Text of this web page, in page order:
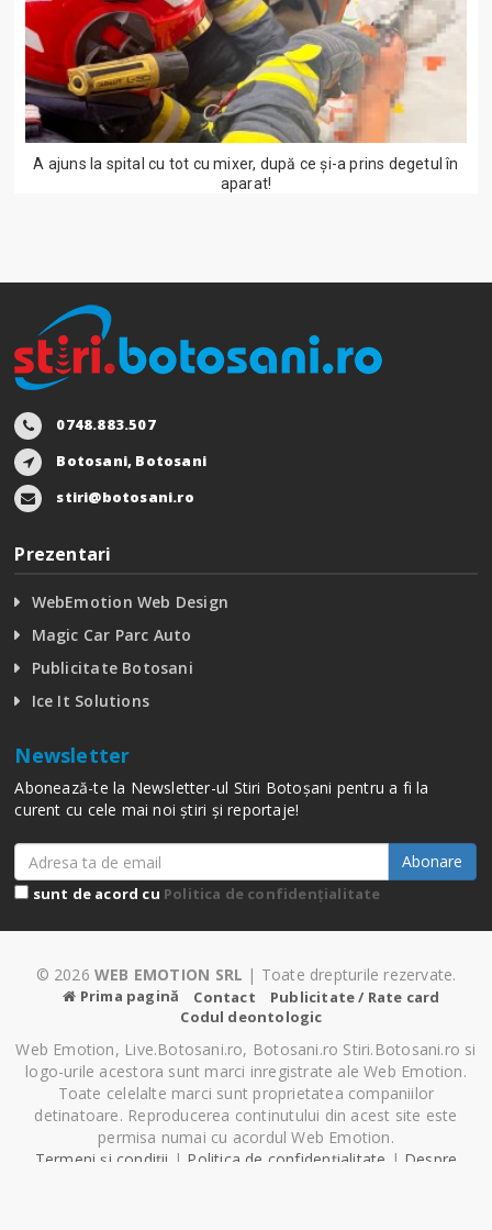
A ajuns la spital cu tot cu mixer, după ce și-a prins degetul în
aparat!
0748.883.507
Botosani, Botosani
stiri@botosani.ro
Prezentari
WebEmotion Web Design
Magic Car Parc Auto
Publicitate Botosani
Ice It Solutions
Newsletter
Abonează-te la Newsletter-ul Stiri Botoșani pentru a fi la
curent cu cele mai noi știri și reportaje!
Abonare
sunt de acord cu Politica de confidențialitate
© 2026 WEB EMOTION SRL | Toate drepturile rezervate.
Prima pagină Contact
Publicitate / Rate card
Codul deontologic
Web Emotion, Live.Botosani.ro, Botosani.ro Stiri.Botosani.ro si
logo-urile acestora sunt marci inregistrate ale Web Emotion.
Toate celelalte marci sunt proprietatea companiilor
detinatoare. Reproducerea continutului din acest site este
permisa numai cu acordul Web Emotion.
Termeni și condiții | Politica de confidențialitate | Despre